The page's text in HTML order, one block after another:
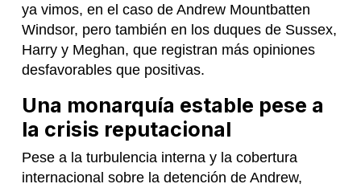
ya vimos, en el caso de Andrew Mountbatten
Windsor, pero también en los duques de Sussex,
Harry y Meghan, que registran más opiniones
desfavorables que positivas.
Una monarquía estable pese a
la crisis reputacional
Pese a la turbulencia interna y la cobertura
internacional sobre la detención de Andrew,